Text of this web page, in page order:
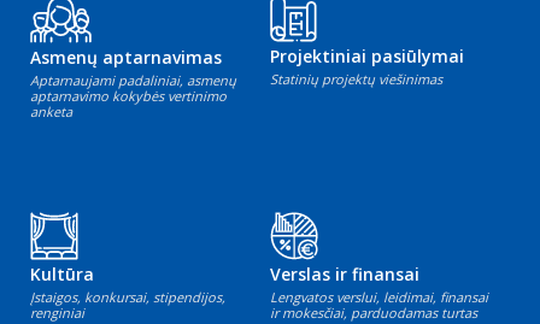
Asmenų aptarnavimas
Aptarnaujami padaliniai, asmenų
aptarnavimo kokybės vertinimo
anketa
Projektiniai pasiūlymai
Statinių projektų viešinimas
Kultūra
Įstaigos, konkursai, stipendijos,
renginiai
Verslas ir finansai
Lengvatos verslui, leidimai, finansai
ir mokesčiai, parduodamas turtas